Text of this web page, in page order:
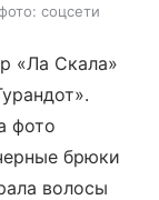
соцсети
«Ла Скала»
фото
брюки
волосы